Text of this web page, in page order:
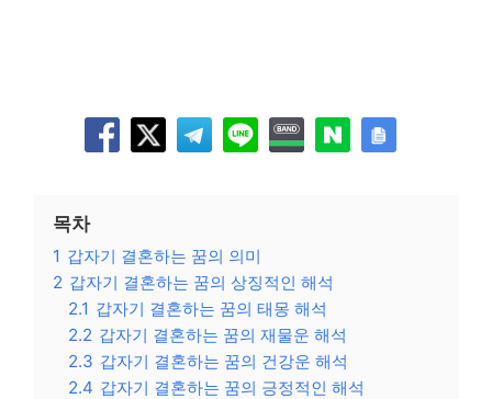
목차
1 갑자기 결혼하는 꿈의 의미
2 갑자기 결혼하는 꿈의 상징적인 해석
2.1 갑자기 결혼하는 꿈의 태몽 해석
2.2 갑자기 결혼하는 꿈의 재물운 해석
2.3 갑자기 결혼하는 꿈의 건강운 해석
2.4 갑자기 결혼하는 꿈의 긍정적인 해석